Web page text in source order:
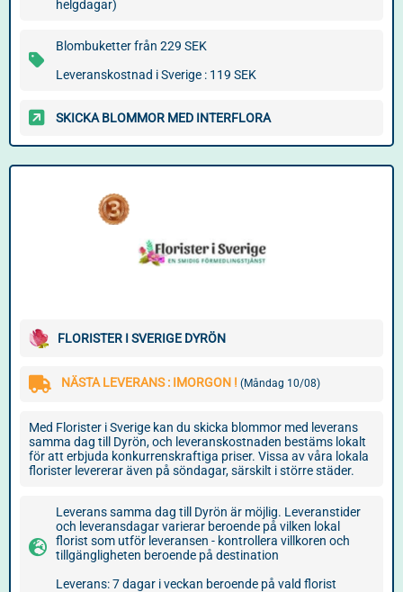
helgdagar)
Blombuketter från 229 SEK
Leveranskostnad i Sverige : 119 SEK
SKICKA BLOMMOR MED INTERFLORA
FLORISTER I SVERIGE DYRÖN
NÄSTA LEVERANS : IMORGON ! (Måndag 10/08)
Med Florister i Sverige kan du skicka blommor med leverans
samma dag till Dyrön, och leveranskostnaden bestäms lokalt
för att erbjuda konkurrenskraftiga priser. Vissa av våra lokala
florister levererar även på söndagar, särskilt i större städer.
Leverans samma dag till Dyrön är möjlig. Leveranstider
och leveransdagar varierar beroende på vilken lokal
florist som utför leveransen - kontrollera villkoren och
tillgängligheten beroende på destination
Leverans: 7 dagar i veckan beroende på vald florist